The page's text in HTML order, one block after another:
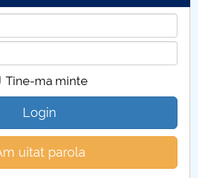
Tine-ma minte
Login
uitat parola